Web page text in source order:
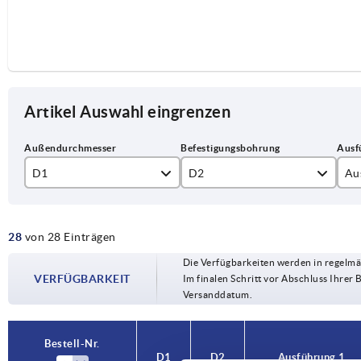
Artikel Auswahl eingrenzen
D1
100
140
D2
14H7
15H7
28 von 28 Einträgen
VERFÜGBARKEIT
Die Verfügbarkeiten werden in
Im finalen Schritt vor Abschluss Ihrer
Versanddatum.
Bestell-Nr.
D1
D2 Ausführung 1